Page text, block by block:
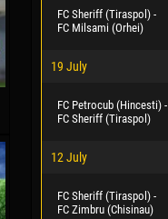
FC Sheriff (Tiraspol) -
FC Milsami (Orhei)
19 July
FC Petrocub (Hincesti) -
FC Sheriff (Tiraspol)
12 July
FC Sheriff (Tiraspol) -
FC Zimbru (Chisinau)